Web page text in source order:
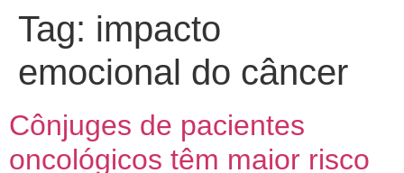
Tag: impacto
emocional do câncer
Cônjuges de pacientes
oncológicos têm maior risco